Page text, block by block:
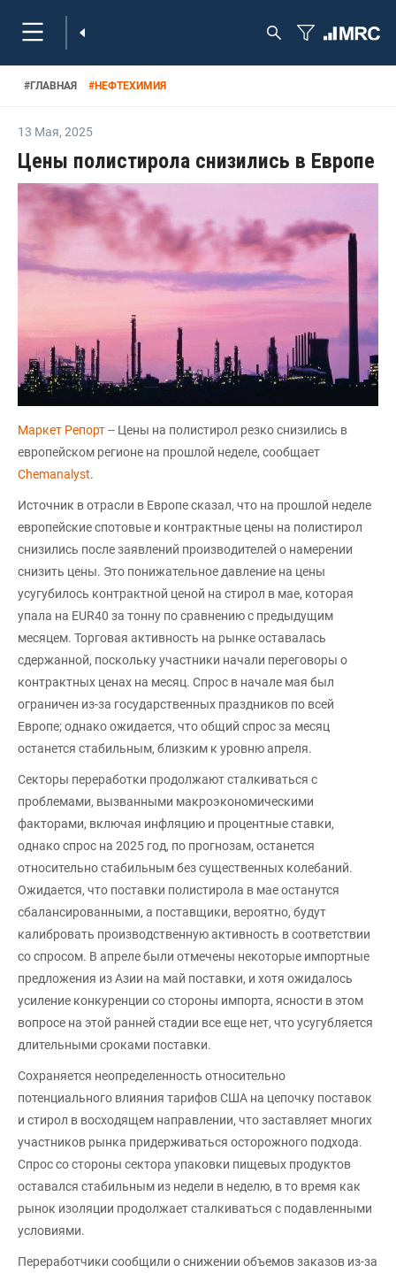
НОВОСТИ
#НОВОСТИ #НЕФТЕХИМИЯ
13 Мая, 2025
Цены полистирола снизились в Европе
Маркет Репорт-- Цены на полистирол резко снизились в
европейском регионе на прошлой неделе, сообщает
Chemanalyst.
Источник в отрасли в Европе сказал, что на прошлой неделе
европейские спотовые и контрактные цены на полистирол
снизились после заявлений производителей о намерении
снизить цены. Это понижательное давление на цены
усугубилось контрактной ценой на стирол в мае, которая
упала на EUR40 за тонну по сравнению с предыдущим
месяцем. Торговая активность на рынке оставалась
сдержанной, поскольку участники начали переговоры о
контрактных ценах на месяц. Спрос в начале мая был
ограничен из-за государственных праздников по всей
Европе; однако ожидается, что общий спрос за месяц
останется стабильным, близким к уровню апреля.
Секторы переработки продолжают сталкиваться с
проблемами, вызванными макроэкономическими
факторами, включая инфляцию и процентные ставки,
однако спрос на 2025 год, по прогнозам, останется
относительно стабильным без существенных колебаний.
Ожидается, что поставки полистирола в мае останутся
сбалансированными, а поставщики, вероятно, будут
калибровать производственную активность в соответствии
со спросом. В апреле были отмечены некоторые импортные
предложения из Азии на май поставки, и хотя ожидалось
усиление конкуренции со стороны импорта, ясности в этом
вопросе на этой ранней стадии все еще нет, что усугубляется
длительными сроками поставки.
Сохраняется неопределенность относительно
потенциального влияния тарифов США на цепочку поставок
и стирол в восходящем направлении, что заставляет многих
участников рынка придерживаться осторожного подхода.
Спрос со стороны сектора упаковки пищевых продуктов
оставался стабильным из недели в неделю, в то время как
рынок изоляции продолжает сталкиваться с подавленными
условиями.
Переработчики сообщили о снижении объемов заказов из-за